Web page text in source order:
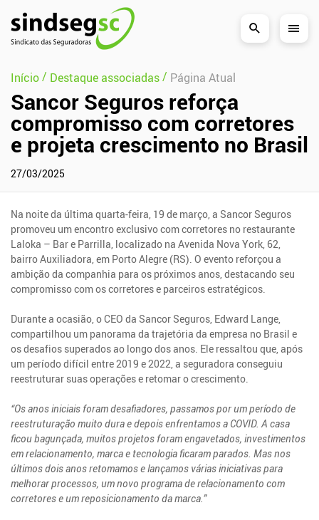
Pular Navegação (s)
Início/ Destaque associadas/ Página Atual
Sancor Seguros reforça
compromisso com corretores
e projeta crescimento no Brasil
27/03/2025
Na noite da última quarta-feira, 19 de março, a Sancor Seguros
promoveu um encontro exclusivo com corretores no restaurante
Laloka – Bar e Parrilla, localizado na Avenida Nova York, 62,
bairro Auxiliadora, em Porto Alegre (RS). O evento reforçou a
ambição da companhia para os próximos anos, destacando seu
compromisso com os corretores e parceiros estratégicos.
Durante a ocasião, o CEO da Sancor Seguros, Edward Lange,
compartilhou um panorama da trajetória da empresa no Brasil e
os desafios superados ao longo dos anos. Ele ressaltou que, após
um período difícil entre 2019 e 2022, a seguradora conseguiu
reestruturar suas operações e retomar o crescimento.
“Os anos iniciais foram desafiadores, passamos por um período de
reestruturação muito dura e depois enfrentamos a COVID. A casa
ficou bagunçada, muitos projetos foram engavetados, investimentos
em relacionamento, marca e tecnologia ficaram parados. Mas nos
últimos dois anos retomamos e lançamos várias iniciativas para
melhorar processos, um novo programa de relacionamento com
corretores e um reposicionamento da marca.”